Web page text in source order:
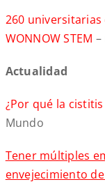
260
WONNOW STEM
Actualidad
¿Por qué la
Mundo
Tener múltiples
envejecimiento